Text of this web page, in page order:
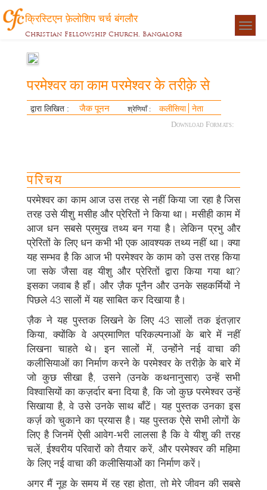
क्रिस्टिएन फ़ेलोशिप चर्च बंगलौर
Christian Fellowship Church, Bangalore
परमेश्वर का काम परमेश्वर के तरीक़े से
द्वारा लिखित : जैक पूनन श्रेणियाँ : कलीसिया नेता
Download Formats:
परिचय
परमेश्वर का काम आज उस तरह से नहीं किया जा रहा है जिस
तरह उसे यीशु मसीह और प्रेरितों ने किया था। मसीही काम में
आज धन सबसे प्रमुख तथ्य बन गया है। लेकिन प्रभु और
प्रेरितों के लिए धन कभी भी एक आवश्यक तथ्य नहीं था। क्या
यह सम्भव है कि आज भी परमेश्वर के काम को उस तरह किया
जा सके जैसा वह यीशु और प्रेरितों द्वारा किया गया था?
इसका जवाब है हाँ। और ज़ैक पूनैन और उनके सहकर्मियों ने
पिछले 43 सालों में यह साबित कर दिखाया है।
ज़ैक ने यह पुस्तक लिखने के लिए 43 सालों तक इंतज़ार
किया, क्योंकि वे अप्रमाणित परिकल्पनाओं के बारे में नहीं
लिखना चाहते थे। इन सालों में, उन्होंने नई वाचा की
कलीसियाओं का निर्माण करने के परमेश्वर के तरीक़े के बारे में
जो कुछ सीखा है, उसने (उनके कथनानुसार) उन्हें सभी
विश्वासियों का कज़र्दार बना दिया है, कि जो कुछ परमेश्वर उन्हें
सिखाया है, वे उसे उनके साथ बाँटें। यह पुस्तक उनका इस
कर्ज़ को चुकाने का प्रयास है। यह पुस्तक ऐसे सभी लोगों के
लिए है जिनमें ऐसी आवेग-भरी लालसा है कि वे यीशु की तरह
चलें, ईश्वरीय परिवारों को तैयार करें, और परमेश्वर की महिमा
के लिए नई वाचा की कलीसियाओें का निर्माण करें।
अगर मैं नूह के समय में रह रहा होता, तो मेरे जीवन की सबसे